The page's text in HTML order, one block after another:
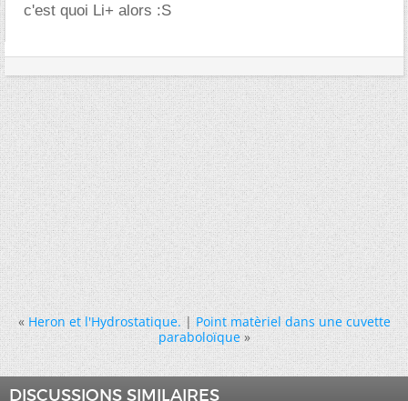
c'est quoi Li+ alors :S
« Heron et l'Hydrostatique.|Point matèriel dans une cuvette
paraboloïque »
DISCUSSIONS SIMILAIRES